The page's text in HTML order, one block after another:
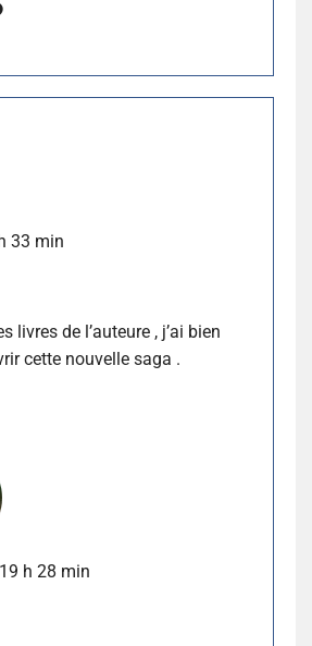
33 min
livres de l’auteure , j’ai bien
cette nouvelle saga .
h 28 min